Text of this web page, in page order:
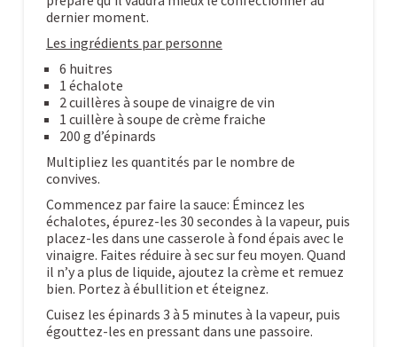
dernier moment.
Les ingrédients par personne
6 huitres
1 échalote
2 cuillères à soupe de vinaigre de vin
1 cuillère à soupe de crème fraiche
200 g d’épinards
Multipliez les quantités par le nombre de
convives.
Commencez par faire la sauce: Émincez les
échalotes, épurez-les 30 secondes à la vapeur, puis
placez-les dans une casserole à fond épais avec le
vinaigre. Faites réduire à sec sur feu moyen. Quand
il n’y a plus de liquide, ajoutez la crème et remuez
bien. Portez à ébullition et éteignez.
Cuisez les épinards 3 à 5 minutes à la vapeur, puis
égouttez-les en pressant dans une passoire.